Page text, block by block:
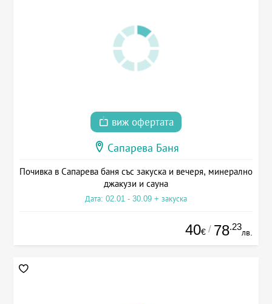
виж офертата
Сапарева Баня
Почивка в Сапарева баня със закуска и вечеря, минерално
джакузи и сауна
Дата: 02.01 - 30.09 + закуска
40€ / 78.23
лв.